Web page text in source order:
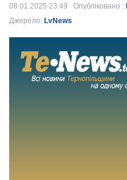
08.01.2025 23:49 Опубліковано :
Джерело: LvNews